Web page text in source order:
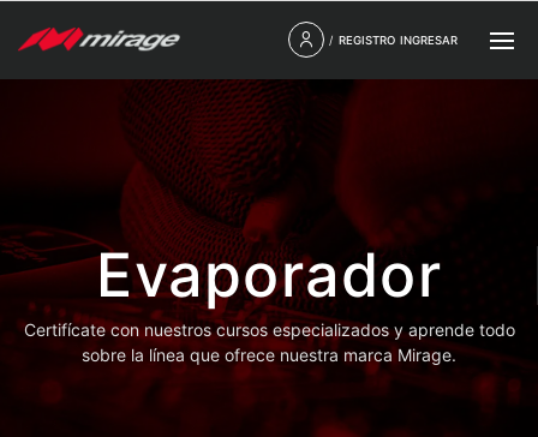
/ REGISTRO INGRESAR
Evaporador
Certifícate con nuestros cursos especializados y aprende todo
sobre la línea que ofrece nuestra marca Mirage.